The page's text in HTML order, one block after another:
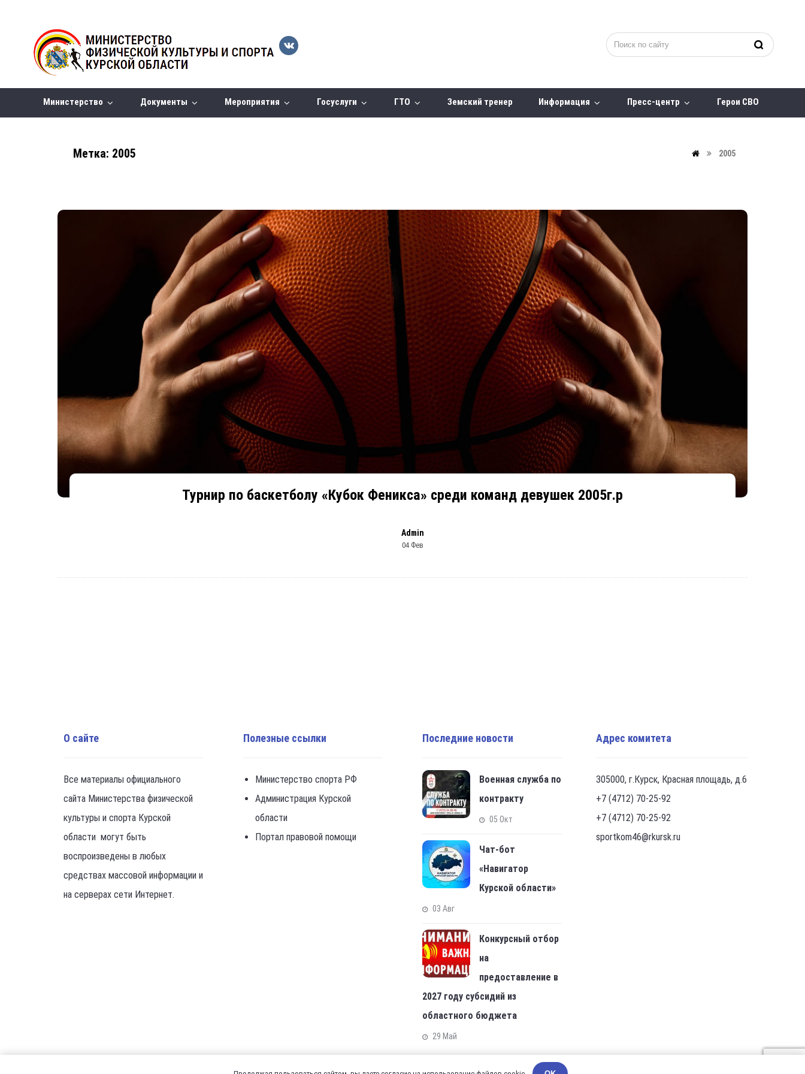
Министерство Документы Мероприятия Госуслуги ГТО Земский тренер Информация Пресс-центр Герои СВО
Метка: 2005 2005
Турнир по баскетболу «Кубок Феникса» среди команд девушек 2005г.р
Admin
04 Фев
О сайте
Все материалы официального
сайта Министерства физической
культуры и спорта Курской
области могут быть
воспроизведены в любых
средствах массовой информации и
на серверах сети Интернет.
Полезные ссылки
Министерство спорта РФ
Администрация Курской
области
Портал правовой помощи
Последние новости
Военная служба по
контракту
05 Окт
Чат-бот
«Навигатор
Курской области»
03 Авг
Конкурсный отбор
на
предоставление в
2027 году субсидий из
областного бюджета
29 Май
Адрес комитета
305000, г.Курск, Красная площадь, д.6
+7 (4712) 70-25-92
+7 (4712) 70-25-92
sportkom46@rkursk.ru